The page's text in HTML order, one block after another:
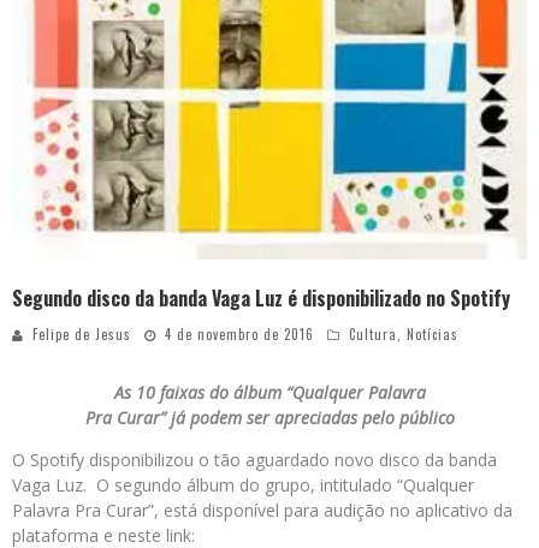
Segundo disco da banda Vaga Luz é disponibilizado no Spotify
Felipe de Jesus 4 de novembro de 2016 Cultura Notícias
As 10 faixas do álbum “Qualquer Palavra
Pra Curar” já podem ser apreciadas pelo público
O Spotify disponibilizou o tão aguardado novo disco da banda
Vaga Luz. O segundo álbum do grupo, intitulado “Qualquer
Palavra Pra Curar”, está disponível para audição no aplicativo da
plataforma e neste link: